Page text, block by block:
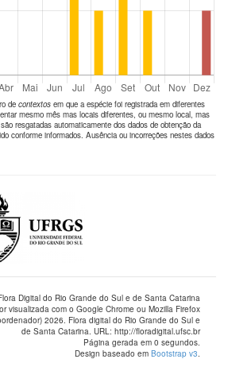
de contextos em que a espécie foi registrada em diferentes
mesmo mês mas locais diferentes, ou mesmo local, mas
resgatadas automaticamente dos dados de obtenção da
conforme informados. Ausência ou incorreções nestes dados
Digital do Rio Grande do Sul e de Santa Catarina
visualizada com o Google Chrome ou Mozilla Firefox
2026. Flora digital do Rio Grande do Sul e
de Santa Catarina. URL: http://floradigital.ufsc.br
Página gerada em 0 segundos.
Design baseado em Bootstrap v3.